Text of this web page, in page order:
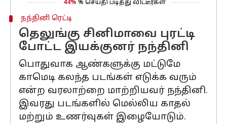
44% % செய்தி படித்து விட்டீர்கள்
நந்தினி ரெட்டி
தெலுங்கு சினிமாவை புரட்டி
போட்ட இயக்குனர் நந்தினி
பொதுவாக ஆண்களுக்கு மட்டுமே
காமெடி கலந்த படங்கள் எடுக்க வரும்
என்ற வரலாற்றை மாற்றியவர் நந்தினி.
இவரது படங்களில் மெல்லிய காதல்
மற்றும் உணர்வுகள் இழையோடும்.